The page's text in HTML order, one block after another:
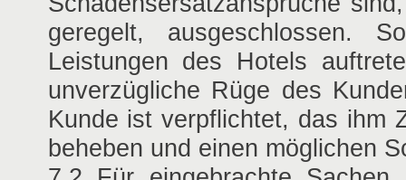
geregelt, ausgeschlossen.
Leistungen des Hotels
unverzügliche Rüge des
Kunde ist verpflichtet, das ihm
beheben und einen möglichen